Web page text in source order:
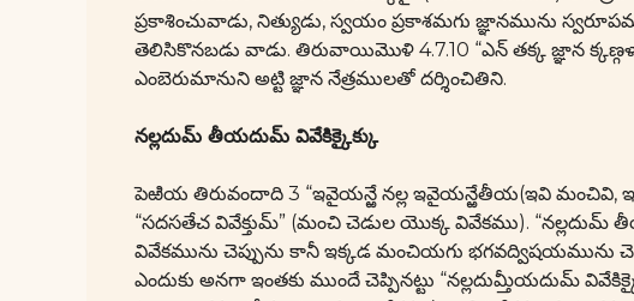
ప్రకాశించువాడు, నిత్యుడు, స్వయం ప్రకాశమగు జ్ఞానమును
తెలిసికొనబడు వాడు. తిరువాయిమొళి 4.7.10 “ఎన్ తక్క జ్ఞాన
ఎంబెరుమానుని అట్టి జ్ఞాన నేత్రములతో దర్శించితిని.
నల్లదుమ్ తీయదుమ్ వివేకిక్కైక్కు
పెఱియ తిరువందాది 3 “ఇవైయన్ఱే నల్ల ఇవైయన్ఱేతీయ(ఇవి మంచివి,
“సదసతేచ వివేక్తుమ్” (మంచి చెడుల యొక్క వివేకము).
వివేకమును చెప్పును కానీ ఇక్కడ మంచియగు భగవద్విషయమును
ఎందుకు అనగా ఇంతకు ముందే చెప్పినట్టు “నల్లదుమ్తీయదుమ్